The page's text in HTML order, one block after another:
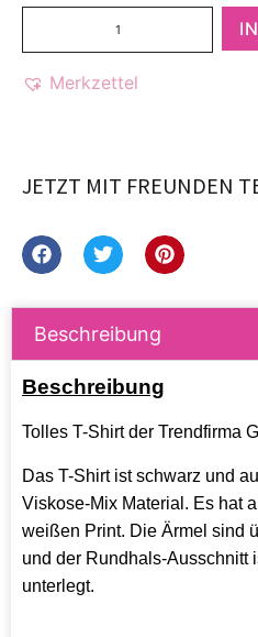
Merkzettel
JETZT MIT FREUNDEN
Beschreibung
Beschreibung
Tolles T-Shirt der Trendfirma
Das T-Shirt ist schwarz und
Viskose-Mix Material. Es hat
weißen Print. Die Ärmel sind
und der Rundhals-Ausschnitt
unterlegt.